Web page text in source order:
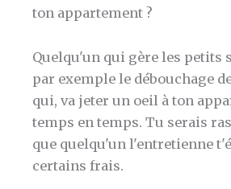
ton appartement ?
Quelqu'un qui gère les petits
par exemple le débouchage
qui, va jeter un oeil à ton
temps en temps. Tu serais
que quelqu'un l'entretienne
certains frais.